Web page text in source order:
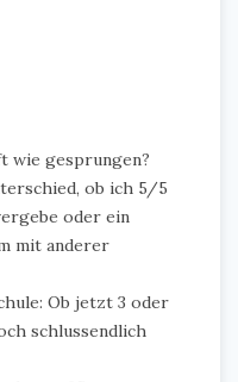
wie gesprungen?
ob ich 5/5
oder ein
mit anderer
Ob jetzt 3 oder
schlussendlich